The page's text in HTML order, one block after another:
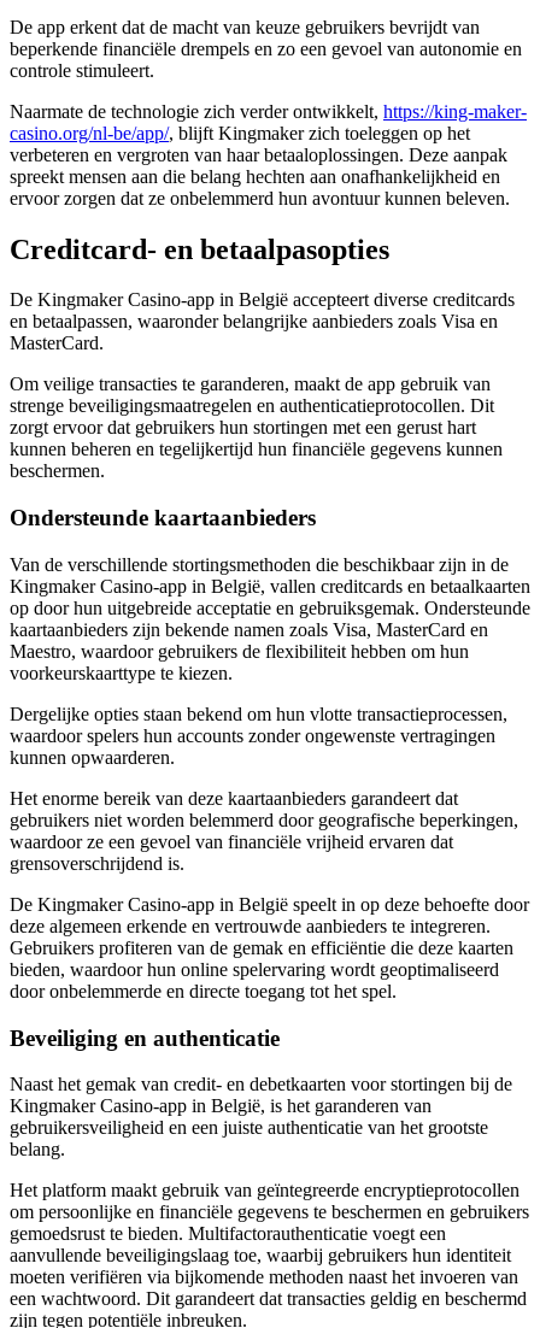
De app erkent dat de macht van keuze gebruikers bevrijdt van
beperkende financiële drempels en zo een gevoel van autonomie en
controle stimuleert.
Naarmate de technologie zich verder ontwikkelt, https://king-maker-
casino.org/nl-be/app/, blijft Kingmaker zich toeleggen op het
verbeteren en vergroten van haar betaaloplossingen. Deze aanpak
spreekt mensen aan die belang hechten aan onafhankelijkheid en
ervoor zorgen dat ze onbelemmerd hun avontuur kunnen beleven.
Creditcard- en betaalpasopties
De Kingmaker Casino-app in België accepteert diverse creditcards
en betaalpassen, waaronder belangrijke aanbieders zoals Visa en
MasterCard.
Om veilige transacties te garanderen, maakt de app gebruik van
strenge beveiligingsmaatregelen en authenticatieprotocollen. Dit
zorgt ervoor dat gebruikers hun stortingen met een gerust hart
kunnen beheren en tegelijkertijd hun financiële gegevens kunnen
beschermen.
Ondersteunde kaartaanbieders
Van de verschillende stortingsmethoden die beschikbaar zijn in de
Kingmaker Casino-app in België, vallen creditcards en betaalkaarten
op door hun uitgebreide acceptatie en gebruiksgemak. Ondersteunde
kaartaanbieders zijn bekende namen zoals Visa, MasterCard en
Maestro, waardoor gebruikers de flexibiliteit hebben om hun
voorkeurskaarttype te kiezen.
Dergelijke opties staan bekend om hun vlotte transactieprocessen,
waardoor spelers hun accounts zonder ongewenste vertragingen
kunnen opwaarderen.
Het enorme bereik van deze kaartaanbieders garandeert dat
gebruikers niet worden belemmerd door geografische beperkingen,
waardoor ze een gevoel van financiële vrijheid ervaren dat
grensoverschrijdend is.
De Kingmaker Casino-app in België speelt in op deze behoefte door
deze algemeen erkende en vertrouwde aanbieders te integreren.
Gebruikers profiteren van de gemak en efficiëntie die deze kaarten
bieden, waardoor hun online spelervaring wordt geoptimaliseerd
door onbelemmerde en directe toegang tot het spel.
Beveiliging en authenticatie
Naast het gemak van credit- en debetkaarten voor stortingen bij de
Kingmaker Casino-app in België, is het garanderen van
gebruikersveiligheid en een juiste authenticatie van het grootste
belang.
Het platform maakt gebruik van geïntegreerde encryptieprotocollen
om persoonlijke en financiële gegevens te beschermen en gebruikers
gemoedsrust te bieden. Multifactorauthenticatie voegt een
aanvullende beveiligingslaag toe, waarbij gebruikers hun identiteit
moeten verifiëren via bijkomende methoden naast het invoeren van
een wachtwoord. Dit garandeert dat transacties geldig en beschermd
zijn tegen potentiële inbreuken.